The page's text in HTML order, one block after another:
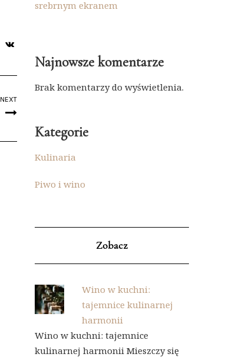
NEXT
srebrnym ekranem
Najnowsze komentarze
Brak komentarzy do wyświetlenia.
Kategorie
Kulinaria
Piwo i wino
Zobacz
Wino w kuchni:
tajemnice kulinarnej
harmonii
Wino w kuchni: tajemnice
kulinarnej harmonii Mieszczy się